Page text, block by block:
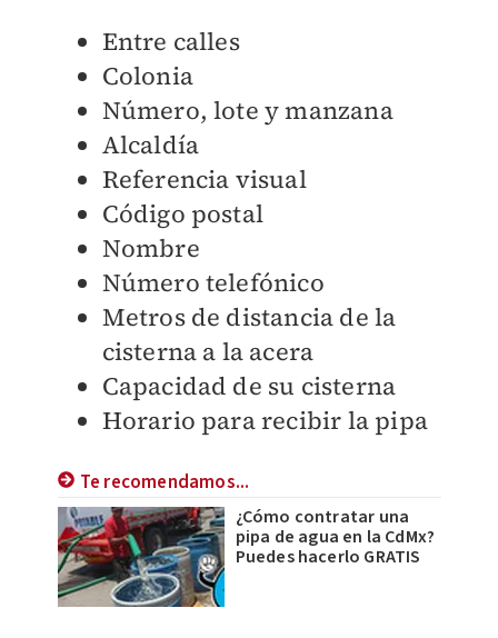
Entre calles
Colonia
Número, lote y manzana
Alcaldía
Referencia visual
Código postal
Nombre
Número telefónico
Metros de distancia de la
cisterna a la acera
Capacidad de su cisterna
Horario para recibir la pipa
Te recomendamos...
¿Cómo contratar una
pipa de agua en la CdMx?
Puedes hacerlo GRATIS